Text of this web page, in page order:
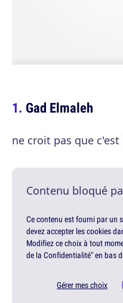
Gad Elmaleh
ne croit pas que c'est
Contenu bloqué
Ce contenu est fourni par un
devez accepter les cookies
Modifiez ce choix à tout
de la Confidentialité" en bas
Gérer mes choix